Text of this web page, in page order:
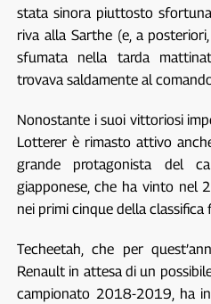
stata sinora piuttosto
riva alla Sarthe (e, a
sfumata nella tarda
trovava saldamente al
Nonostante i suoi vittoriosi
Lotterer è rimasto attivo
grande protagonista del
giapponese, che ha vinto nel
nei primi cinque della
Techeetah, che per
Renault in attesa di un
campionato 2018-2019, ha